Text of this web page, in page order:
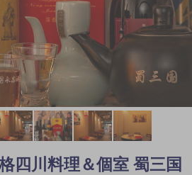
四川料理＆個室 蜀三国